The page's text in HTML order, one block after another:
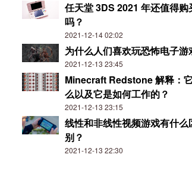
任天堂 3DS 2021 年还值得购
吗？
2021-12-14 02:02
为什么人们喜欢玩恐怖电子游
2021-12-13 23:45
Minecraft Redstone 解释：
么以及它是如何工作的？
2021-12-13 23:15
线性和非线性视频游戏有什么
别？
2021-12-13 22:30